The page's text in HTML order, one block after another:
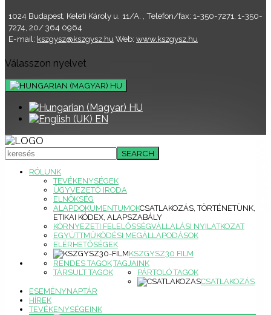
1024 Budapest, Keleti Károly u. 11/A. , Telefon/fax: 1-350-7271, 1-350-
7274, 20/ 364 0964
E-mail: kszgysz@kszgysz.hu Web: www.kszgysz.hu
Válasszon nyelvet
HU
HU
EN
SEARCH
RÓLUNK
TEVÉKENYSÉGEK
ÜGYVEZETŐ IRODA
ELNÖKSÉG
ALAPDOKUMENTUMOKCSATLAKOZÁS, TÖRTÉNETÜNK,
ETIKAI KÓDEX, ALAPSZABÁLY
KÖRNYEZETI FELELŐSSÉGVÁLLALÁSI NYILATKOZAT
EGYÜTTMŰKÖDÉSI MEGÁLLAPODÁSOK
ELÉRHETŐSÉGEK
KSZGYSZ30 FILM
TAGJAINK
RENDES TAGOK
TÁRSULT TAGOK
PÁRTOLÓ TAGOK
CSATLAKOZÁS
ESEMÉNYNAPTÁR
HÍREK
TEVÉKENYSÉGEINK